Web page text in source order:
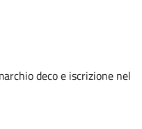
deco e iscrizione nel